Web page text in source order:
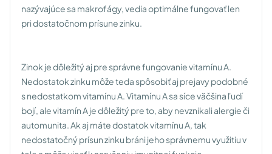
nazývajúce sa makrofágy, vedia optimálne fungovať len
pri dostatočnom prísune zinku.
Zinok je dôležitý aj pre správne fungovanie vitamínu A.
Nedostatok zinku môže teda spôsobiť aj prejavy podobné
s nedostatkom vitamínu A. Vitamínu A sa síce väčšina ľudí
bojí, ale vitamín A je dôležitý pre to, aby nevznikali alergie či
automunita. Ak aj máte dostatok vitamínu A, tak
nedostatočný prísun zinku bráni jeho správnemu využitiu v